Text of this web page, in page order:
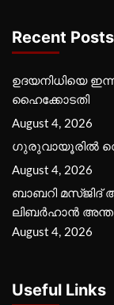
Recent Posts
ഉദയനിധിയെ
ഹൈക്കോടതി
August 4, 2026
ഗുരുവായൂരില്‍
August 4, 2026
ബാബറി മസ്ജിദ്
ലിബര്‍ഹാന്‍
August 4, 2026
Useful Links